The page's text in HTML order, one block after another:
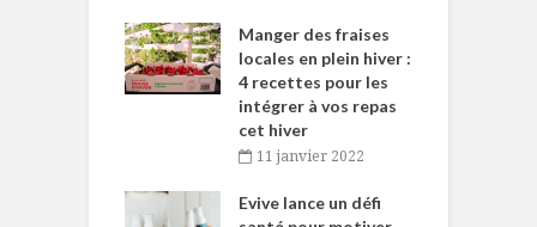
Manger des fraises
locales en plein hiver :
4 recettes pour les
intégrer à vos repas
cet hiver
11 janvier 2022
Evive lance un défi